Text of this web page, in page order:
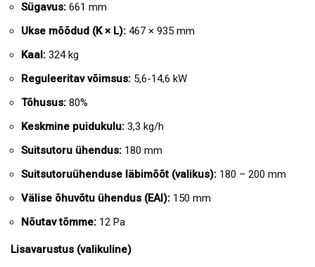
Sügavus: 661 mm
Ukse mõõdud (K × L): 467 × 935 mm
Kaal: 324 kg
Reguleeritav võimsus: 5,6-14,6 kW
Tõhusus: 80%
Keskmine puidukulu: 3,3 kg/h
Suitsutoru ühendus: 180 mm
Suitsutoruühenduse läbimõõt (valikus): 180 – 200 mm
Välise õhuvõtu ühendus (EAI): 150 mm
Nõutav tõmme: 12 Pa
Lisavarustus (valikuline)